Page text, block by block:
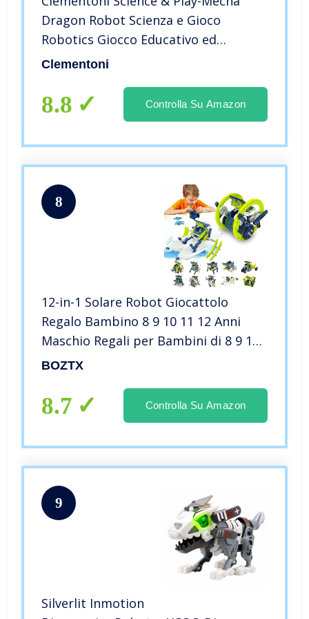
Dragon Robot Scienza e Gioco
Robotics Giocco Educativo ed
Interattivo, Multicolore, 19170
Clementoni
8.8 Controlla Su Amazon
8
12-in-1 Solare Robot Giocattolo
Regalo Bambino 8 9 10 11 12 Anni
Maschio Regali per Bambini di 8 9 10
11 12 + Anni Ragazzo Compleanno
Bambini 8 9 10 11 12 Anni Maschio
BOZTX
8.7 Controlla Su Amazon
9
Silverlit Inmotion